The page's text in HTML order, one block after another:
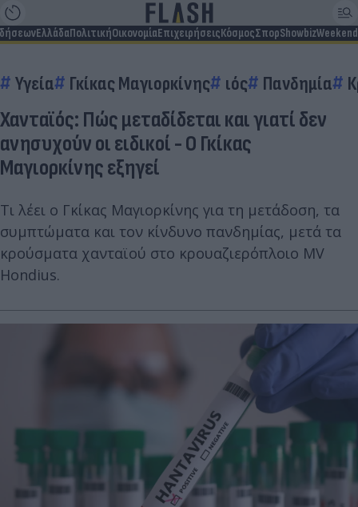
ΕλλάδαΠολιτικήΟικονομίαΕπιχειρήσειςΚόσμοςΣπορShowbizWeekend
Υγεία Γκίκας Μαγιορκίνης ιός Πανδημία
Χανταϊός: Πώς μεταδίδεται και γιατί δεν
ανησυχούν οι ειδικοί - Ο Γκίκας
Μαγιορκίνης εξηγεί
Τι λέει ο Γκίκας Μαγιορκίνης για τη μετάδοση, τα
συμπτώματα και τον κίνδυνο πανδημίας, μετά τα
κρούσματα χανταϊού στο κρουαζιερόπλοιο MV
Hondius.